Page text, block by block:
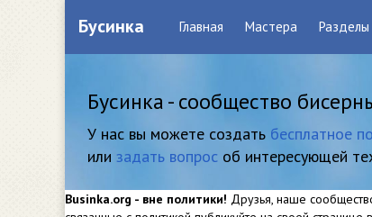
Бусинка Главная Мастера Разделы
Бусинка - сообщество
У нас вы можете создать бесплатное
или задать вопрос об интересующей
Businka.org - вне политики! Друзья, наше